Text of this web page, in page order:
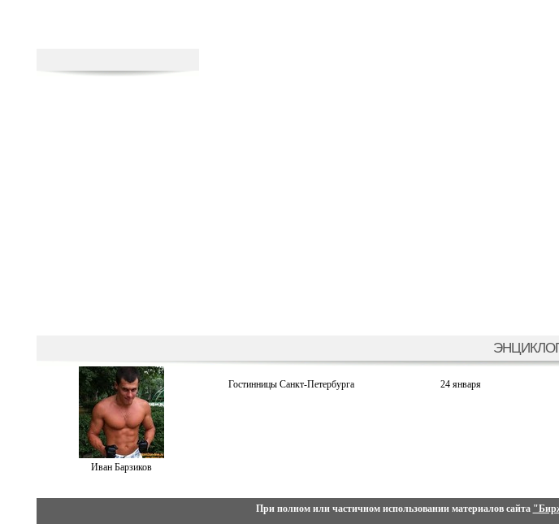
Иван Барзиков
Гостинницы Санкт-Петербурга 24 января
При полном или частичном использовании материалов сайта